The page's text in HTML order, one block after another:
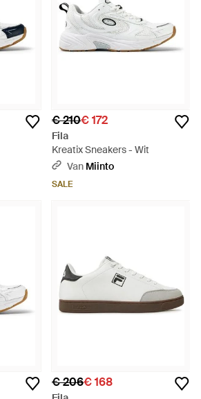
€ 210€ 172
Fila
Kreatix Sneakers - Wit
Van Miinto
SALE
€ 206€ 168